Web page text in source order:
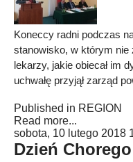
Koneccy radni podczas
stanowisko, w którym nie
lekarzy, jakie obiecał im
uchwałę przyjął zarząd
Published in REGION
Read more...
sobota, 10 lutego 2018
Dzień